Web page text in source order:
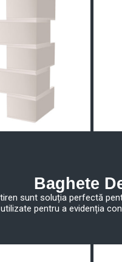
Baghete
sunt soluția perfectă
utilizate pentru a evidenția